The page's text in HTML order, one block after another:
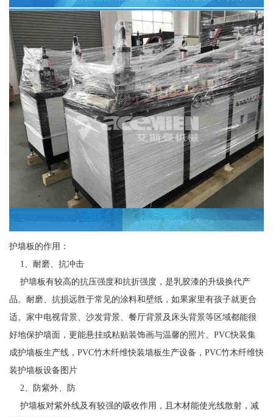
护墙板的作用：
1、耐磨、抗冲击
护墙板有较高的抗压强度和抗折强度，是乳胶漆的升级换代产
品。耐磨、抗损远胜于常见的涂料和壁纸，如果家里有孩子就更合
适。家中电视背景、沙发背景、餐厅背景及床头背景等区域都能很
好地保护墙面，更能悬挂或粘贴装饰画与温馨的照片。PVC快装集
成护墙板生产线，PVC竹木纤维快装墙板生产设备，PVC竹木纤维快
装护墙板设备图片
2、防紫外、防
护墙板对紫外线及有较强的吸收作用，且木材能使光线散射，减